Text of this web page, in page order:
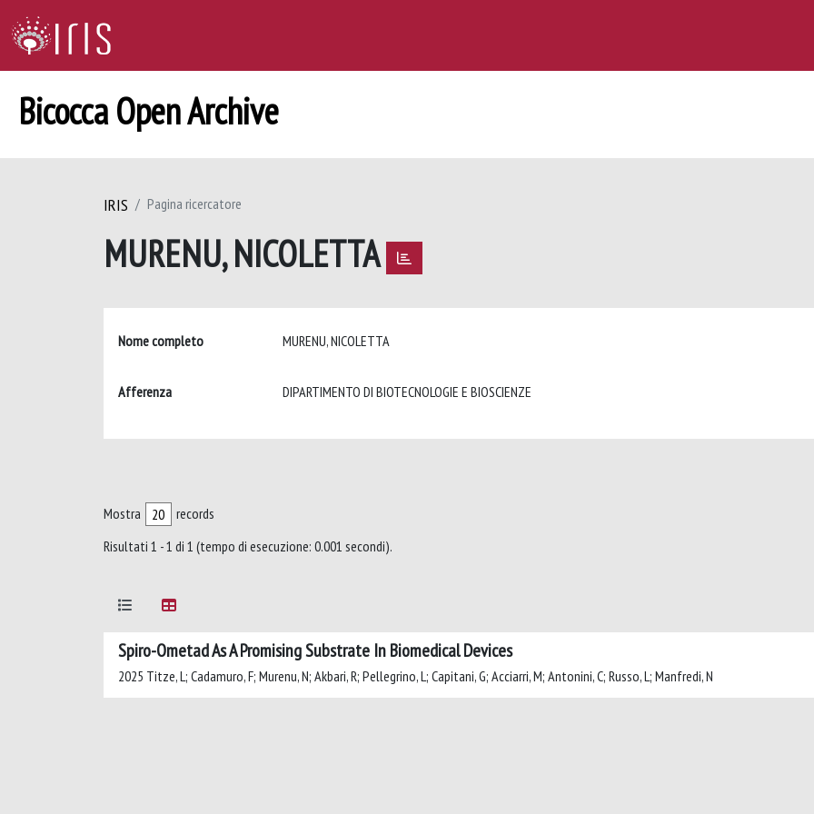
Bicocca Open Archive
IRIS Pagina ricercatore
MURENU, NICOLETTA
Nome completo MURENU, NICOLETTA
Afferenza DIPARTIMENTO DI BIOTECNOLOGIE E BIOSCIENZE
Mostra
records
Risultati 1 - 1 di 1 (tempo di esecuzione: 0.001 secondi).
Spiro-Ometad As A Promising Substrate In Biomedical Devices
2025 Titze, L; Cadamuro, F; Murenu, N; Akbari, R; Pellegrino, L; Capitani, G; Acciarri, M; Antonini, C; Russo, L; Manfredi, N